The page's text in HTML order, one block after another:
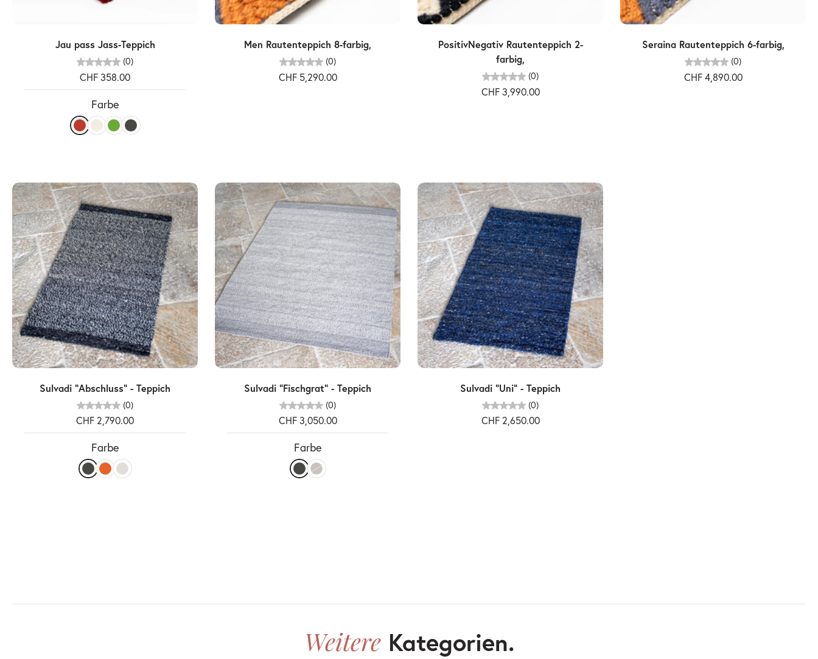
Jau pass Jass-Teppich
(0)
CHF 358.00
Farbe
Ausverkauft
Men Rautenteppich 8-farbig,
(0)
CHF 5,290.00
PositivNegativ Rautenteppich 2-
farbig,
(0)
CHF 3,990.00
Seraina Rautenteppich 6-farbig,
(0)
CHF 4,890.00
Wählen Sie Optionen
Sulvadi "Abschluss" - Teppich
(0)
CHF 2,790.00
Farbe
Wählen Sie Optionen
Sulvadi "Fischgrat" - Teppich
(0)
CHF 3,050.00
Farbe
Wählen Sie Optionen
Sulvadi "Uni" - Teppich
(0)
CHF 2,650.00
WeitereKategorien.